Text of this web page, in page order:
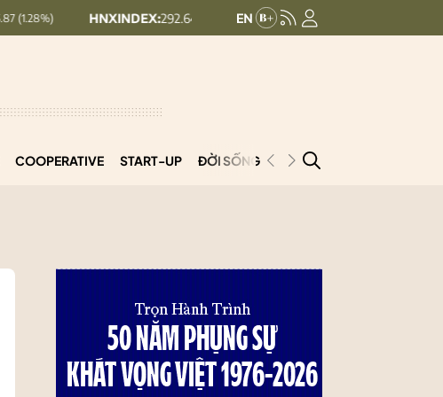
HNXINDEX: 292.64 8.56 (2.84%) UPCOMINDEX:
COOPERATIVE START-UP ĐỜI SỐNG PODCAST